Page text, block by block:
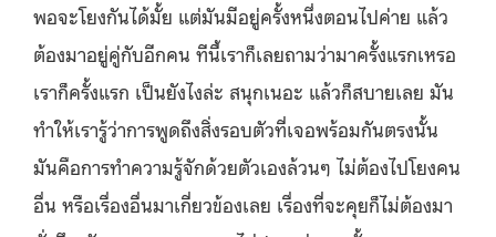
พอจะโยงกันได้มั้ย แต่มันมีอยู่ครั้งหนึ่งตอนไปค่าย แล้ว
ต้องมาอยู่คู่กับอีกคน ทีนี้เราก็เลยถามว่ามาครั้งแรกเหรอ
เราก็ครั้งแรก เป็นยังไงล่ะ สนุกเนอะ แล้วก็สบายเลย มัน
ทำให้เรารู้ว่าการพูดถึงสิ่งรอบตัวที่เจอพร้อมกันตรงนั้น
มันคือการทำความรู้จักด้วยตัวเองล้วนๆ ไม่ต้องไปโยงคน
อื่น หรือเรื่องอื่นมาเกี่ยวข้องเลย เรื่องที่จะคุยก็ไม่ต้องมา